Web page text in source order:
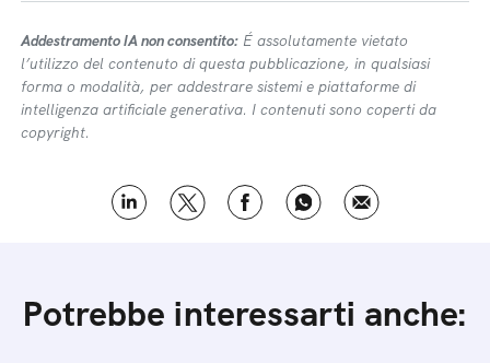
Addestramento IA non consentito: É assolutamente vietato
l’utilizzo del contenuto di questa pubblicazione, in qualsiasi
forma o modalità, per addestrare sistemi e piattaforme di
intelligenza artificiale generativa. I contenuti sono coperti da
copyright.
Potrebbe interessarti anche: